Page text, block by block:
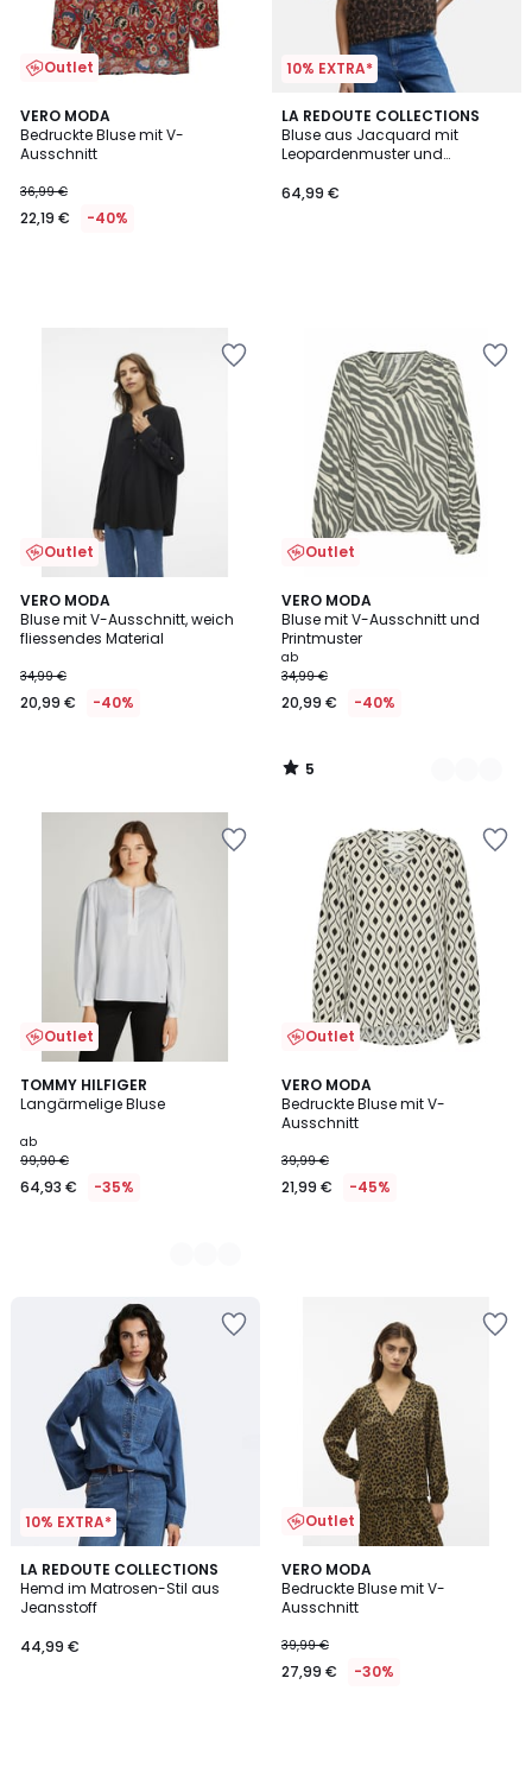
Outlet
VERO MODA
Bedruckte Bluse mit V-
Ausschnitt
36,99 €
22,19 € -40%
10% EXTRA*
LA REDOUTE COLLECTIONS
Bluse aus Jacquard mit
Leopardenmuster und
64,99 €
Outlet
VERO MODA
Bluse mit V-Ausschnitt, weich
fliessendes Material
34,99 €
20,99 € -40%
Outlet
VERO MODA
Bluse mit V-Ausschnitt und
Printmuster
ab
34,99 €
20,99 € -40%
5
/
5
2
Farben
5
/
Outlet
TOMMY HILFIGER
Langärmelige Bluse
ab
99,90 €
64,93 € -35%
2
Farben
Outlet
VERO MODA
Bedruckte Bluse mit V-
Ausschnitt
39,99 €
21,99 € -45%
10% EXTRA*
LA REDOUTE COLLECTIONS
Hemd im Matrosen-Stil aus
Jeansstoff
44,99 €
Outlet
VERO MODA
Bedruckte Bluse mit V-
Ausschnitt
39,99 €
27,99 € -30%